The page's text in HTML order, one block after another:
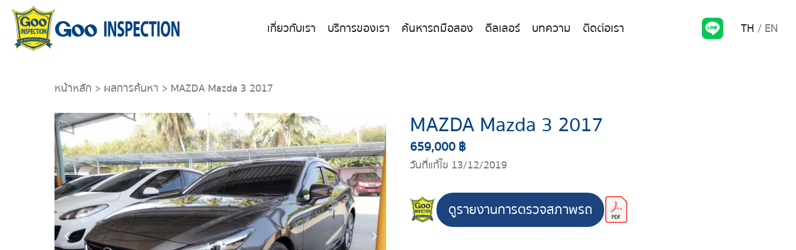
เกี่ยวกับเรา บริการของเรา ค้นหารถมือสอง ดีลเลอร์ บทความ ติดต่อเรา TH EN
หน้าหลัก > ผลการค้นหา > MAZDA Mazda 3 2017
MAZDA Mazda 3 2017
659,000 ฿
วันที่แก้ไข 13/12/2019
ดูรายงานการตรวจสภาพรถ